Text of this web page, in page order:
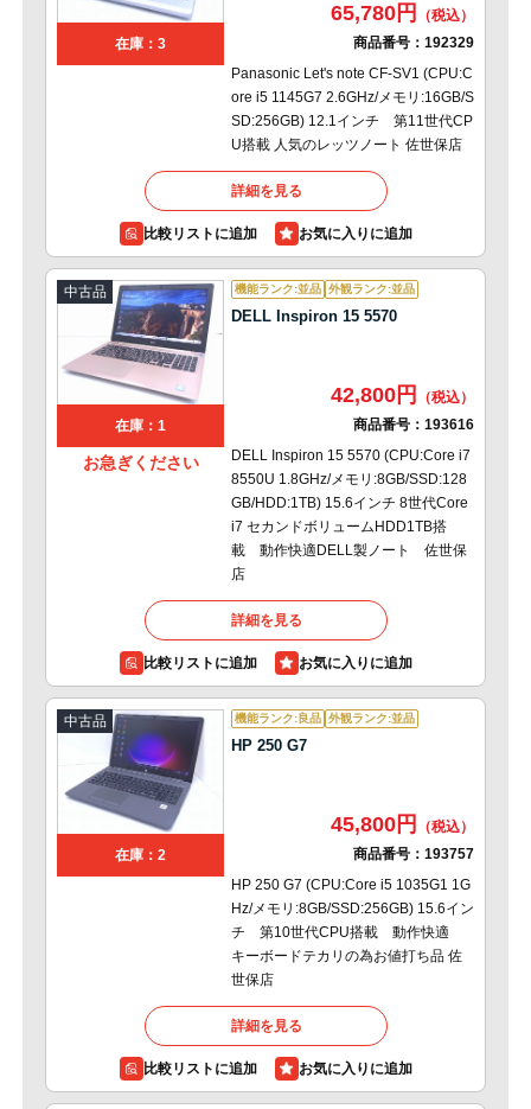
在庫：3
65,780円
商品番号： 192329
Panasonic Let's note CF-SV1 (CPU:C
ore i5 1145G7 2.6GHz/メモリ:16GB/S
SD:256GB) 12.1インチ 第11世代CP
U搭載 人気のレッツノート 佐世保店
詳細を見る
比較リストに追加
中古品
在庫：1
お急ぎください
機能ランク:並品 外観ランク:並品
DELL Inspiron 15 5570
42,800円
商品番号： 193616
DELL Inspiron 15 5570 (CPU:Core i7
8550U 1.8GHz/メモリ:8GB/SSD:128
GB/HDD:1TB) 15.6インチ 8世代Core
i7 セカンドボリュームHDD1TB搭
載 動作快適DELL製ノート 佐世保
店
詳細を見る
比較リストに追加
中古品
在庫：2
機能ランク:良品 外観ランク:並品
HP 250 G7
45,800円
商品番号： 193757
HP 250 G7 (CPU:Core i5 1035G1 1G
Hz/メモリ:8GB/SSD:256GB) 15.6イン
チ 第10世代CPU搭載 動作快適
キーボードテカリの為お値打ち品 佐
世保店
詳細を見る
比較リストに追加